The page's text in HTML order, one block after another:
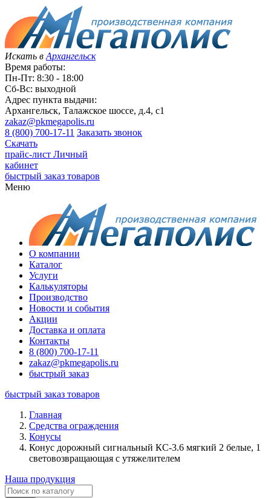
Искать в Архангельск
Время работы:
Пн-Пт: 8:30 - 18:00
Сб-Вс: выходной
Адрес пункта выдачи:
Архангельск, Талажское шоссе, д.4, с1
zakaz@pkmegapolis.ru
8 (800) 700-17-11 Заказать звонок
Скачать
прайс-лист Личный
кабинет
быстрый заказ товаров
Меню
О компании
Каталог
Услуги
Калькуляторы
Производство
Новости и события
Акции
Доставка и оплата
Контакты
8 (800) 700-17-11
zakaz@pkmegapolis.ru
быстрый заказ
быстрый заказ товаров
Главная
Средства ограждения
Конусы
Конус дорожный сигнальный КС-3.6 мягкий 2 белые, 1
световозвращающая с утяжелителем
Наша продукция